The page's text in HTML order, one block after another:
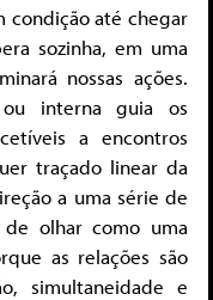
condição até chegar
sozinha, em uma
nossas ações.
ou interna guia os
a encontros
traçado linear da
a uma série de
olhar como uma
as relações são
simultaneidade e